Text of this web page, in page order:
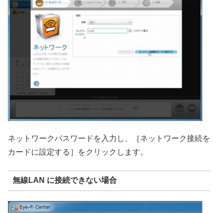
ネットワークパスワードを入力し、［ネットワーク接続を
カードに設定する］をクリックします。
無線LAN に接続できない場合